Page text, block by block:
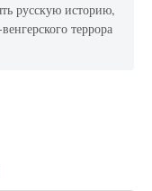
русскую историю,
террора